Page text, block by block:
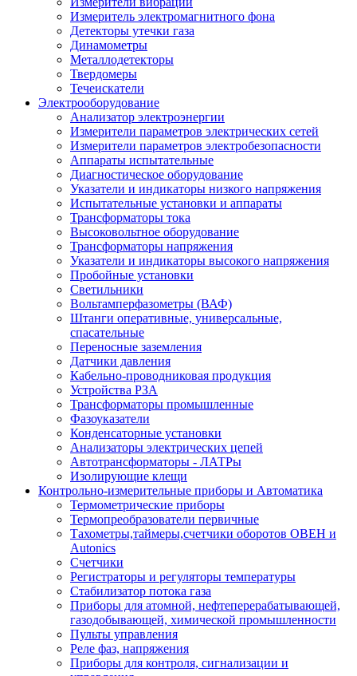
Измеритель электромагнитного фона
Детекторы утечки газа
Динамометры
Металлодетекторы
Твердомеры
Течеискатели
Электрооборудование
Анализатор электроэнергии
Измерители параметров электрических сетей
Измерители параметров электробезопасности
Аппараты испытательные
Диагностическое оборудование
Указатели и индикаторы низкого напряжения
Испытательные установки и аппараты
Трансформаторы тока
Высоковольтное оборудование
Трансформаторы напряжения
Указатели и индикаторы высокого напряжения
Пробойные установки
Светильники
Вольтамперфазометры (ВАФ)
Штанги оперативные, универсальные,
спасательные
Переносные заземления
Датчики давления
Кабельно-проводниковая продукция
Устройства РЗА
Трансформаторы промышленные
Фазоуказатели
Конденсаторные установки
Анализаторы электрических цепей
Автотрансформаторы - ЛАТРы
Изолирующие клещи
Контрольно-измерительные приборы и Автоматика
Термометрические приборы
Термопреобразователи первичные
Тахометры,таймеры,счетчики оборотов ОВЕН и
Autonics
Счетчики
Регистраторы и регуляторы температуры
Стабилизатор потока газа
Приборы для атомной, нефтеперерабатывающей,
газодобывающей, химической промышленности
Пульты управления
Реле фаз, напряжения
Приборы для контроля, сигнализации и